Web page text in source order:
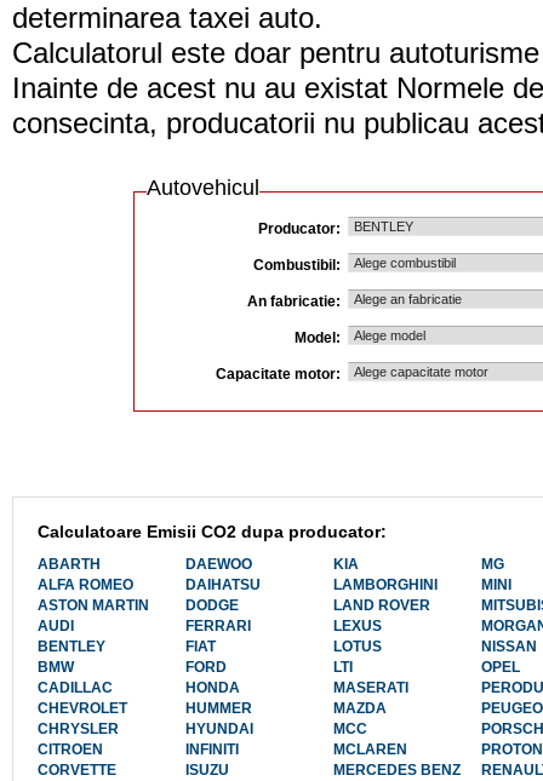
determinarea taxei auto.
Calculatorul este doar pentru
Inainte de acest nu au existat Normele
consecinta, producatorii nu publicau
Autovehicul
Producator:
Combustibil:
An fabricatie:
Model:
Capacitate motor:
Calculatoare Emisii CO2 dupa producator:
ABARTH
ALFA ROMEO
ASTON MARTIN
AUDI
BENTLEY
BMW
CADILLAC
CHEVROLET
CHRYSLER
CITROEN
CORVETTE
DAEWOO
DAIHATSU
DODGE
FERRARI
FIAT
FORD
HONDA
HUMMER
HYUNDAI
INFINITI
ISUZU
KIA
LAMBORGHINI
LAND ROVER
LEXUS
LOTUS
LTI
MASERATI
MAZDA
MCC
MCLAREN
MERCEDES BENZ
MG
MINI
NISSAN
OPEL
PROTON